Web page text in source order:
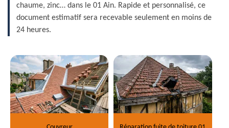
chaume, zinc… dans le 01 Ain. Rapide et personnalisé, ce
document estimatif sera recevable seulement en moins de
24 heures.